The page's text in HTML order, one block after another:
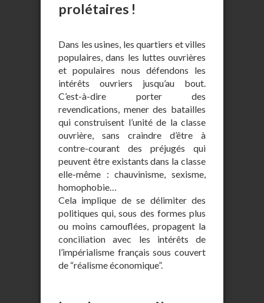
prolétaires !
Dans les usines, les quartiers et villes
populaires, dans les luttes ouvrières
et populaires nous défendons les
intérêts ouvriers jusqu’au bout.
C’est-à-dire porter des
revendications, mener des batailles
qui construisent l’unité de la classe
ouvrière, sans craindre d’être à
contre-courant des préjugés qui
peuvent être existants dans la classe
elle-même : chauvinisme, sexisme,
homophobie…
Cela implique de se délimiter des
politiques qui, sous des formes plus
ou moins camouflées, propagent la
conciliation avec les intérêts de
l’impérialisme français sous couvert
de “réalisme économique”.